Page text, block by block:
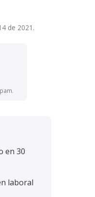
de 2021.
en 30
laboral